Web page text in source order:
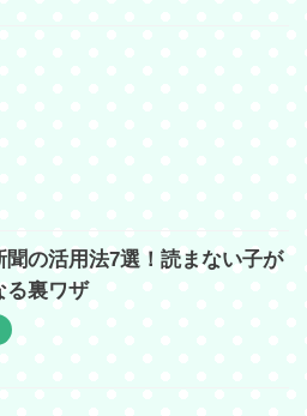
聞の活用法7選！読まない子が
る裏ワザ